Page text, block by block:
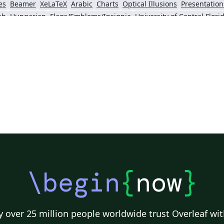
Beamer XeLaTeX Arabic Charts Optical Illusions
Hungarian Flags/Emblems/Insignia University of Central
\begin{now}
over 25 million people worldwide trust Overleaf